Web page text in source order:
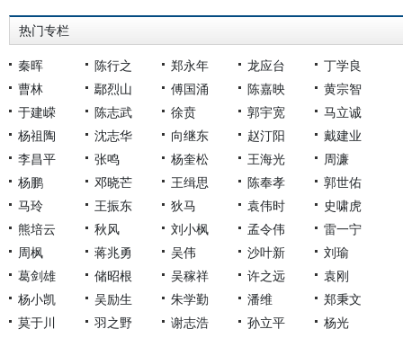
热门专栏
秦晖 陈行之 郑永年 龙应台
丁学良
曹林
鄢烈山 傅国涌 陈嘉映
黄宗智
于建嵘
陈志武 徐贲 郭宇宽
马立诚
杨祖陶
沈志华 向继东 赵汀阳
戴建业
李昌平
张鸣 杨奎松 王海光
周濂
杨鹏
邓晓芒 王缉思 陈奉孝
郭世佑
马玲
王振东 狄马 袁伟时
史啸虎
熊培云
秋风 刘小枫 孟令伟
雷一宁
周枫
蒋兆勇 吴伟 沙叶新
刘瑜
葛剑雄
储昭根 吴稼祥 许之远
袁刚
杨小凯
吴励生 朱学勤 潘维
郑秉文
莫于川
羽之野 谢志浩 孙立平 杨光